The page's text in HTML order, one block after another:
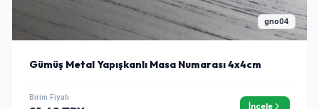
gno04
Gümüş Metal Yapışkanlı Masa Numarası 4x4cm
Birim Fiyatı
İncele